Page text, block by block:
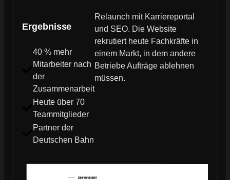
Ergebnisse
40 % mehr
Mitarbeiter nach
der
Zusammenarbeit
Heute über 70
Teammitglieder
Partner der
Deutschen Bahn
Relaunch mit Karriereportal
und SEO. Die Website
rekrutiert heute Fachkräfte in
einem Markt, in dem andere
Betriebe Aufträge ablehnen
müssen.